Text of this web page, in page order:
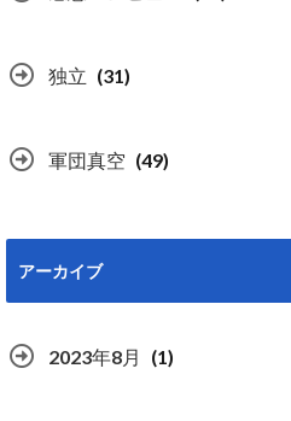
独立 (31)
軍団真空 (49)
アーカイブ
2023年8月 (1)